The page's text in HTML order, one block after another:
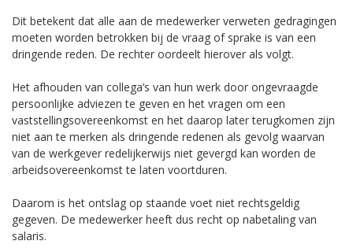
Dit betekent dat alle aan de medewerker verweten gedragingen
moeten worden betrokken bij de vraag of sprake is van een
dringende reden. De rechter oordeelt hierover als volgt.
Het afhouden van collega’s van hun werk door ongevraagde
persoonlijke adviezen te geven en het vragen om een
vaststellingsovereenkomst en het daarop later terugkomen zijn
niet aan te merken als dringende redenen als gevolg waarvan
van de werkgever redelijkerwijs niet gevergd kan worden de
arbeidsovereenkomst te laten voortduren.
Daarom is het ontslag op staande voet niet rechtsgeldig
gegeven. De medewerker heeft dus recht op nabetaling van
salaris.